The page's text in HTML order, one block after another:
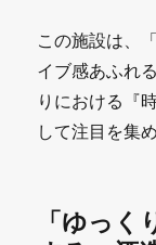
この施設は、
イブ感あふれ
りにおける『
して注目を集
「ゆっ